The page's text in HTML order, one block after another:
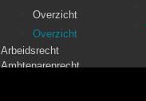
Overzicht
Overzicht
Arbeidsrecht
Ambtenarenrecht